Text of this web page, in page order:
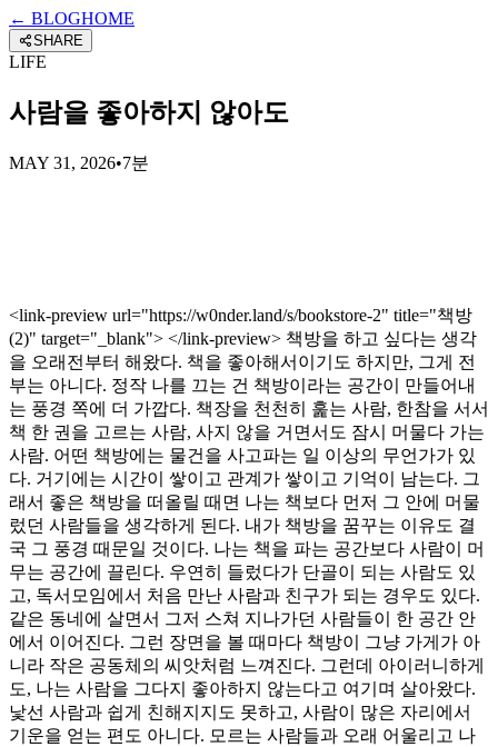
← BLOGHOME
SHARE
LIFE
사람을 좋아하지 않아도
MAY 31, 2026•7분
<link-preview url="https://w0nder.land/s/bookstore-2" title="책방
(2)" target="_blank"> </link-preview> 책방을 하고 싶다는 생각
을 오래전부터 해왔다. 책을 좋아해서이기도 하지만, 그게 전
부는 아니다. 정작 나를 끄는 건 책방이라는 공간이 만들어내
는 풍경 쪽에 더 가깝다. 책장을 천천히 훑는 사람, 한참을 서서
책 한 권을 고르는 사람, 사지 않을 거면서도 잠시 머물다 가는
사람. 어떤 책방에는 물건을 사고파는 일 이상의 무언가가 있
다. 거기에는 시간이 쌓이고 관계가 쌓이고 기억이 남는다. 그
래서 좋은 책방을 떠올릴 때면 나는 책보다 먼저 그 안에 머물
렀던 사람들을 생각하게 된다. 내가 책방을 꿈꾸는 이유도 결
국 그 풍경 때문일 것이다. 나는 책을 파는 공간보다 사람이 머
무는 공간에 끌린다. 우연히 들렀다가 단골이 되는 사람도 있
고, 독서모임에서 처음 만난 사람과 친구가 되는 경우도 있다.
같은 동네에 살면서 그저 스쳐 지나가던 사람들이 한 공간 안
에서 이어진다. 그런 장면을 볼 때마다 책방이 그냥 가게가 아
니라 작은 공동체의 씨앗처럼 느껴진다. 그런데 아이러니하게
도, 나는 사람을 그다지 좋아하지 않는다고 여기며 살아왔다.
낯선 사람과 쉽게 친해지지도 못하고, 사람이 많은 자리에서
기운을 얻는 편도 아니다. 모르는 사람들과 오래 어울리고 나